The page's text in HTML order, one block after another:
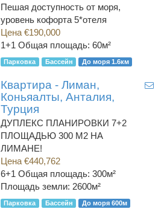
Пешая доступность от моря,
уровень кофорта 5*отеля
Цена €190,000
1+1 Общая площадь: 60м²
Парковка Бассейн До моря 1.6км
Квартира - Лиман,
Коньяалты, Анталия,
Турция
ДУПЛЕКС ПЛАНИРОВКИ 7+2
ПЛОЩАДЬЮ 300 М2 НА
ЛИМАНЕ!
Цена €440,762
6+1 Общая площадь: 300м²
Площадь земли: 2600м²
Парковка Бассейн До моря 600м